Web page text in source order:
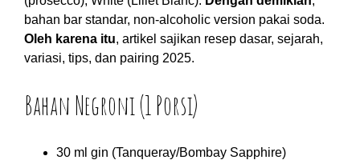
bahan bar standar, non-alcoholic version pakai soda.
Oleh karena itu, artikel sajikan resep dasar, sejarah,
variasi, tips, dan pairing 2025.
Bahan Negroni (1 Porsi)
30 ml gin (Tanqueray/Bombay Sapphire)